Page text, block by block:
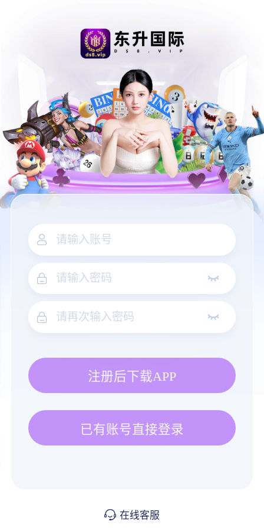
注册后下载APP
已有账号直接登录
在线客服